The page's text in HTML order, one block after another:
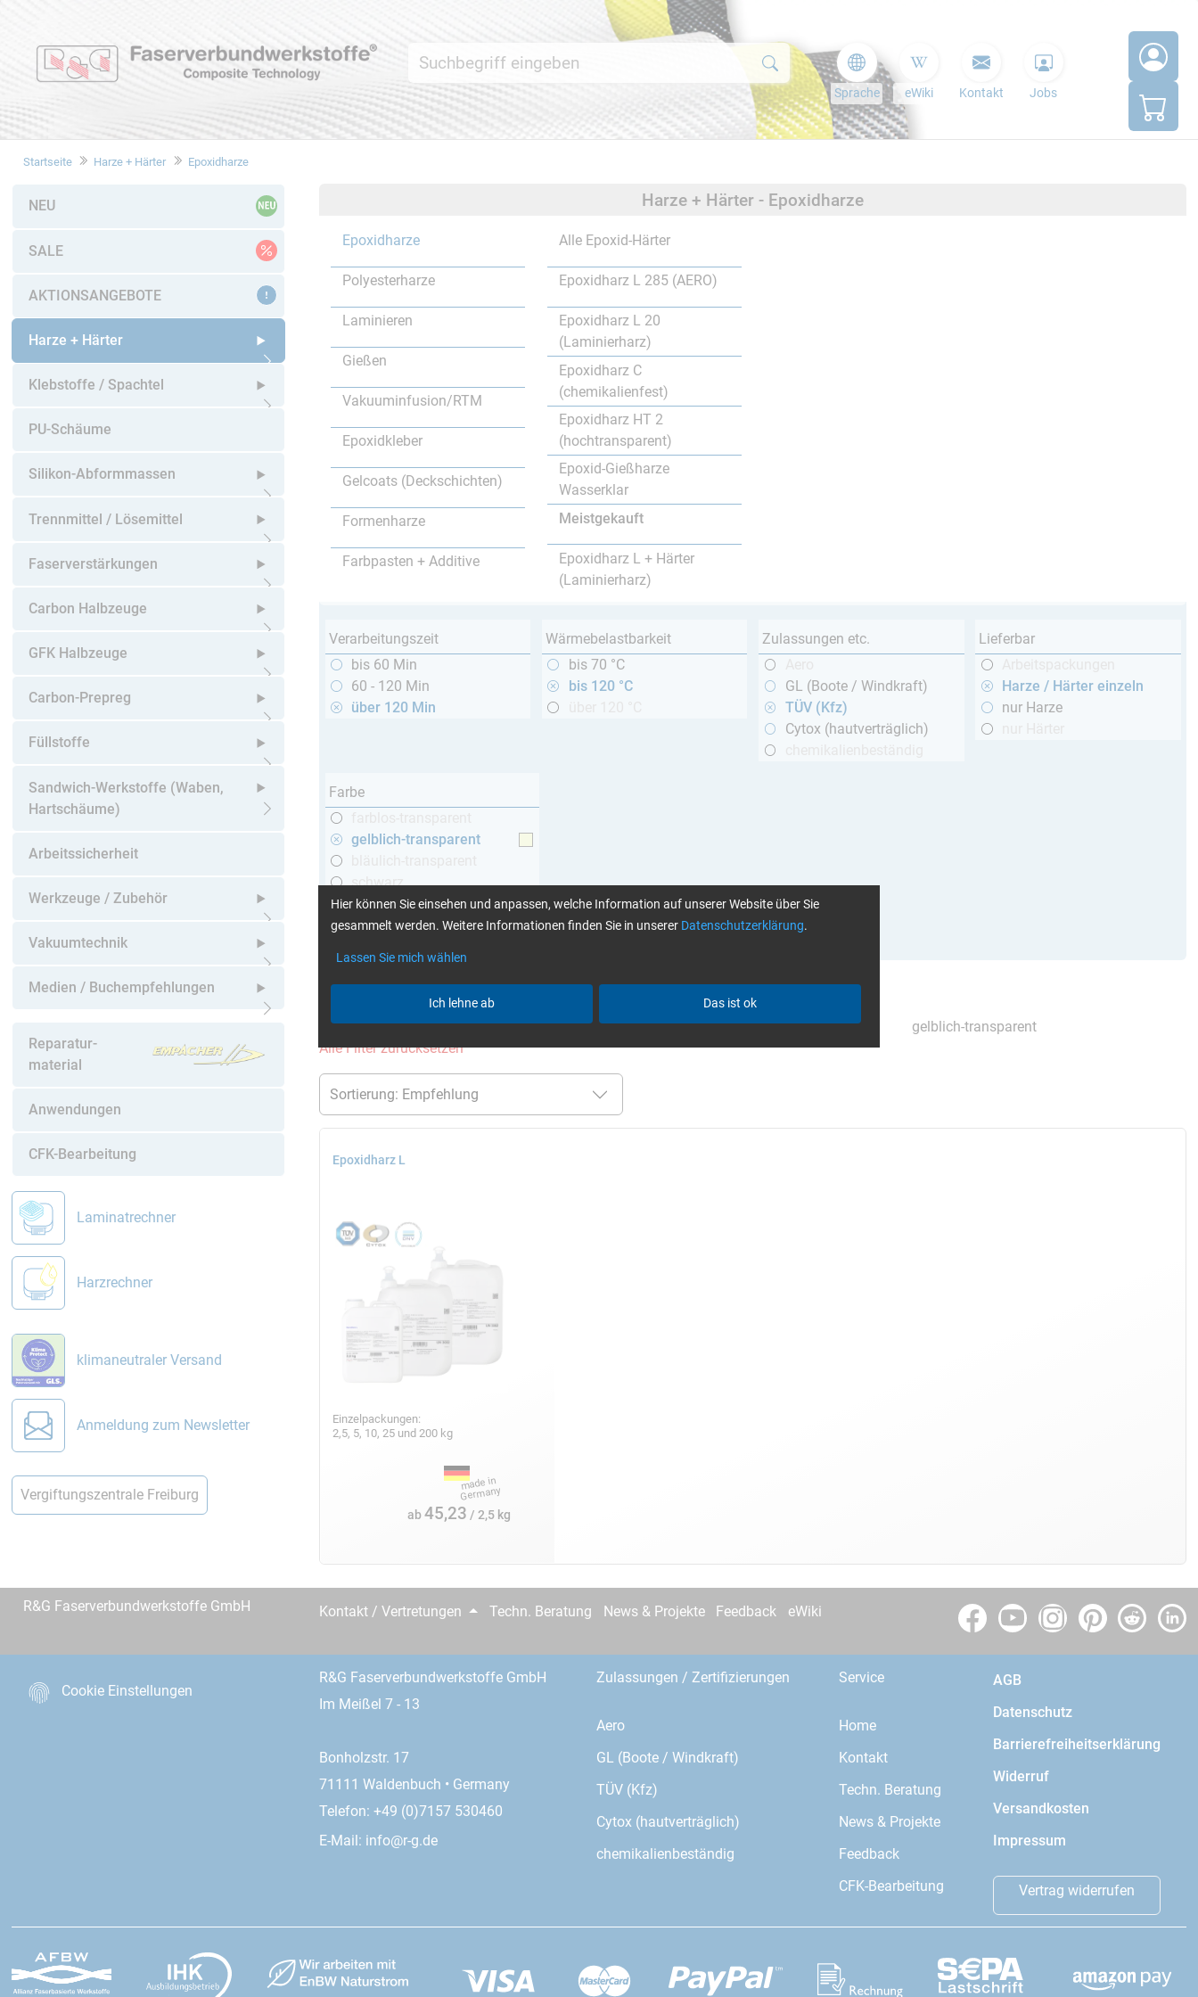
Sprache eWiki Kontakt Jobs
Startseite Harze + Härter Epoxidharze
NEU
SALE
AKTIONSANGEBOTE
Harze + Härter
Untermenü öffnen
Klebstoffe / Spachtel
Untermenü öffnen
PU-Schäume
Silikon-Abformmassen
Untermenü öffnen
Trennmittel / Lösemittel
Untermenü öffnen
Faserverstärkungen
Untermenü öffnen
Carbon Halbzeuge
Untermenü öffnen
GFK Halbzeuge
Untermenü öffnen
Carbon-Prepreg
Untermenü öffnen
Füllstoffe
Untermenü öffnen
Sandwich-Werkstoffe (Waben,
Hartschäume)
Untermenü öffnen
Arbeitssicherheit
Werkzeuge / Zubehör
Untermenü öffnen
Vakuumtechnik
Untermenü öffnen
Medien / Buchempfehlungen
Reparatur-
material
Anwendungen
CFK-Bearbeitung
Laminatrechner
Harzrechner
klimaneutraler Versand
Anmeldung zum Newsletter
Vergiftungszentrale Freiburg
Harze + Härter - Epoxidharze
Epoxidharze
Polyesterharze
Laminieren
Gießen
Vakuuminfusion/RTM
Epoxidkleber
Gelcoats (Deckschichten)
Formenharze
Farbpasten + Additive
Alle Epoxid-Härter
Epoxidharz L 285 (AERO)
Epoxidharz L 20
(Laminierharz)
Epoxidharz C
(chemikalienfest)
Epoxidharz HT 2
(hochtransparent)
Epoxid-Gießharze
Wasserklar
Meistgekauft
Epoxidharz L + Härter
(Laminierharz)
Verarbeitungszeit
bis 60 Min
60 - 120 Min
über 120 Min
Wärmebelastbarkeit
bis 70 °C
bis 120 °C
Zulassungen etc.
GL (Boote / Windkraft)
TÜV (Kfz)
Cytox (hautverträglich)
Lieferbar
Harze / Härter einzeln
nur Harze
Farbe
gelblich-transparent
schwarz
mehr Infos:Klebstoffe finden Sie hier
aktuelle Filter: über 120 Min bis 120 °C TÜV (Kfz) Harze / Härter einzeln
gelblich-transparent
Alle Filter zurücksetzen
Epoxidharz L
Einzelpackungen:
2,5, 5, 10, 25 und 200 kg
ab45,23 / 2,5 kg
R&G Faserverbundwerkstoffe GmbH Kontakt / Vertretungen Techn. Beratung News & Projekte Feedback eWiki
Cookie Einstellungen
R&G Faserverbundwerkstoffe GmbH
Im Meißel 7 - 13
Bonholzstr. 17
71111 Waldenbuch • Germany
Telefon: +49 (0)7157 530460
E-Mail: info@r-g.de
Zulassungen / Zertifizierungen
Aero
GL (Boote / Windkraft)
TÜV (Kfz)
Cytox (hautverträglich)
chemikalienbeständig
Service
Home
Kontakt
Techn. Beratung
News & Projekte
Feedback
CFK-Bearbeitung
AGB
Datenschutz
Barrierefreiheitserklärung
Widerruf
Versandkosten
Impressum
Vertrag widerrufen
Hier können Sie einsehen und anpassen, welche Information auf unserer Website über Sie
gesammelt werden. Weitere Informationen finden Sie in unserer Datenschutzerklärung.
Lassen Sie mich wählen
Ich lehne ab Das ist ok